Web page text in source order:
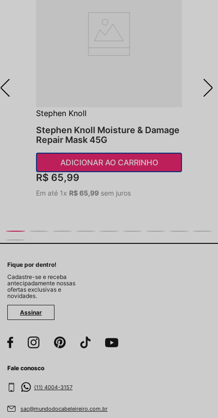
Stephen Knoll
Stephen Knoll Moisture & Damage
Repair Mask 45G
ADICIONAR AO CARRINHO
R$ 65,99
Em até 1x R$65,99 sem juros
Fique por dentro!
Cadastre-se e receba
antecipadamente nossas
ofertas exclusivas e
novidades.
Assinar
Fale conosco
(11) 4004-3157
sac@mundodocabeleireiro.com.br